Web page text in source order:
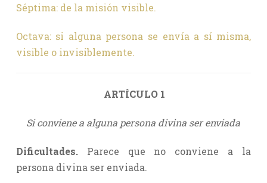
Séptima: de la misión visible.
Octava: si alguna persona se envía a sí misma,
visible o invisiblemente.
ARTÍCULO 1
Si conviene a alguna persona divina ser enviada
Dificultades.Parece que no conviene a la
persona divina ser enviada.